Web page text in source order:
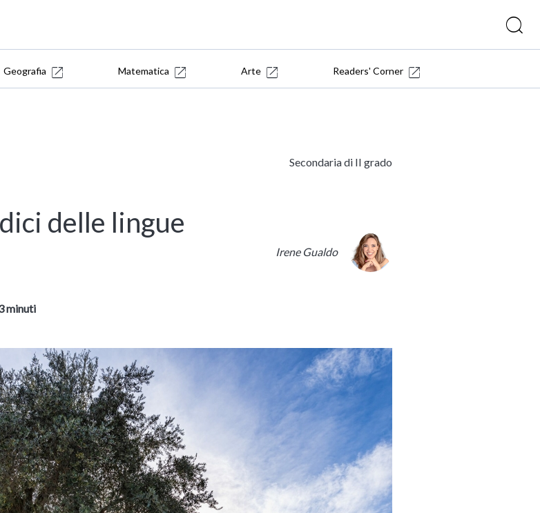
Geografia Matematica Arte Readers' Corner
Secondaria di II grado
delle lingue
Irene Gualdo
minuti